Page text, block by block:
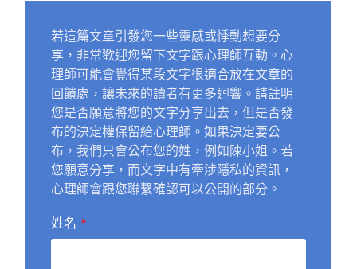
若這篇文章引發您一些靈感或悸動想要分
享，非常歡迎您留下文字跟心理師互動。心
理師可能會覺得某段文字很適合放在文章的
回饋處，讓未來的讀者有更多迴響。請註明
您是否願意將您的文字分享出去，但是否發
布的決定權保留給心理師。如果決定要公
布，我們只會公布您的姓，例如陳小姐。若
您願意分享，而文字中有牽涉隱私的資訊，
心理師會跟您聯繫確認可以公開的部分。
姓名 *